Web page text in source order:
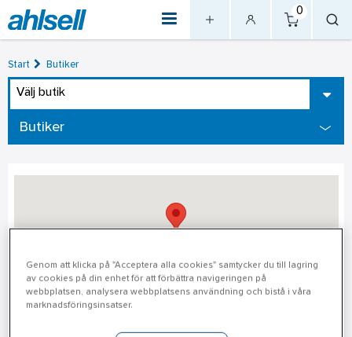
0
Start Butiker
Välj butik
Butiker
Nässjö
Genom att klicka på "Acceptera alla cookies" samtycker du till lagring
av cookies på din enhet för att förbättra navigeringen på
webbplatsen, analysera webbplatsens användning och bistå i våra
marknadsföringsinsatser.